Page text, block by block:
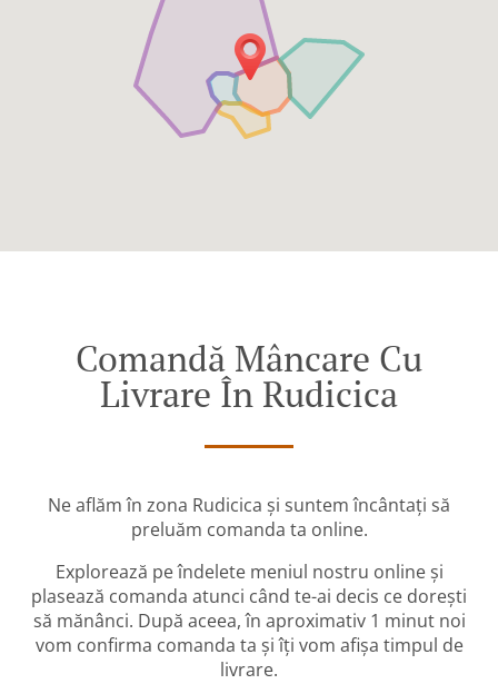
Comandă Mâncare Cu
Livrare În Rudicica
Ne aflăm în zona Rudicica și suntem încântați să
preluăm comanda ta online.
Explorează pe îndelete meniul nostru online și
plasează comanda atunci când te-ai decis ce dorești
să mănânci. După aceea, în aproximativ 1 minut noi
vom confirma comanda ta și îți vom afișa timpul de
livrare.